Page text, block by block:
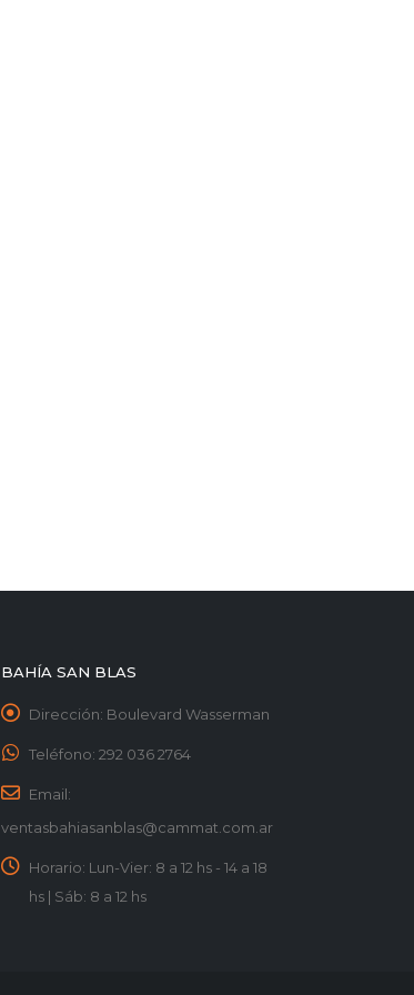
BAHÍA SAN BLAS
Dirección: Boulevard Wasserman
Teléfono: 292 036 2764
Email:
ventasbahiasanblas@cammat.com.ar
Horario: Lun-Vier: 8 a 12 hs - 14 a 18
hs | Sáb: 8 a 12 hs